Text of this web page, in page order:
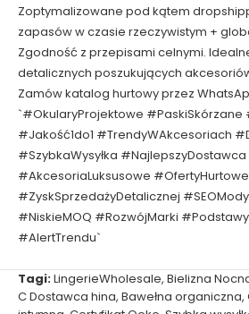
Zoptymalizowane pod kątem
zapasów w czasie rzeczywistym +
Zgodność z przepisami celnymi.
detalicznych poszukujących
Zamów katalog hurtowy przez
`#OkularyProjektowe #PaskiSkórzane
#Jakość1do1 #TrendyWAkcesoriach
#SzybkaWysyłka
#AkcesoriaLuksusowe #OfertyHurtowe
#ZyskSprzedażyDetalicznej
#NiskieMOQ #RozwójMarki
#AlertTrendu`
Tagi:LingerieWholesale, Bielizna
C Dostawca hina, Bawełna organiczna,